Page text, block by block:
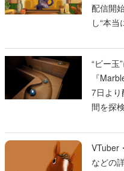
配信開
し“本
“ビー玉
『
7日よ
間を探検
VTuber
などの